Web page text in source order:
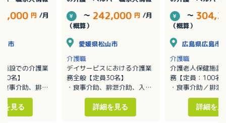
ー2級）,介護職員実務
者研修（ヘルパー1
級）/賞与あり
～ 242,000 円 /月
（概算）
愛媛県松山市
介護職
デイサービスにおける介護業
務全般【定員30名】
・食事介助、排泄介助、入浴
・レクリエーション
・送迎業務（軽自動車もしく
詳細を見る
～
（概算）
広島県広島市
介護職
介護老人保健施設
務【定員：100名
・食事介助／排泄
・レクリエーショ
・リハビリ補助
詳細を見
パー1級）/
円 /月
市
設での介護業
名】
事介助、排泄
など
を見る